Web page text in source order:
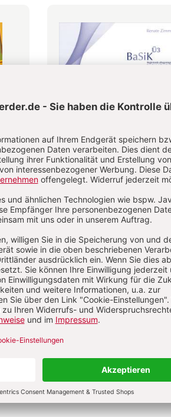
BaSiK Ü3 [10 Bögen]
Renate Zimmer
10,00 €
Broschur
Lieferbar in 1-3 Werktagen